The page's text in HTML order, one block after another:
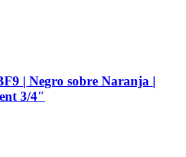
| Negro sobre Naranja |
3/4″